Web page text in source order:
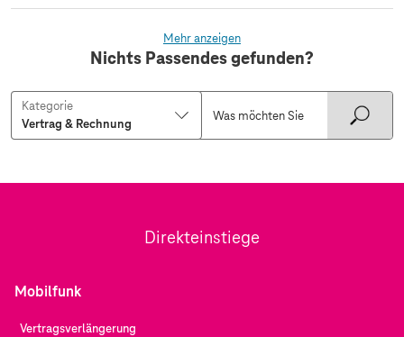
Mehr anzeigen
Nichts Passendes gefunden?
Kategorie
Direkteinstiege
Mobilfunk
Vertragsverlängerung